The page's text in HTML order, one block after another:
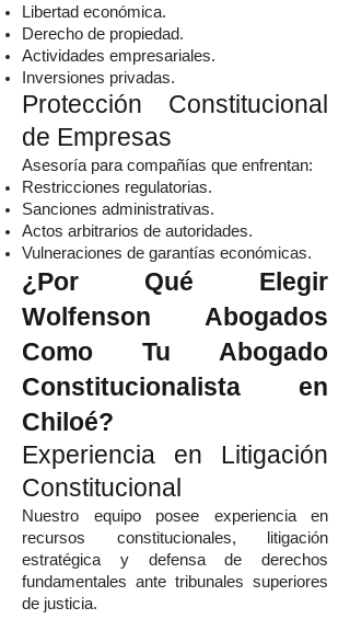
Libertad económica.
Derecho de propiedad.
Actividades empresariales.
Inversiones privadas.
Protección Constitucional
de Empresas
Asesoría para compañías que enfrentan:
Restricciones regulatorias.
Sanciones administrativas.
Actos arbitrarios de autoridades.
Vulneraciones de garantías económicas.
¿Por Qué Elegir
Wolfenson Abogados
Como Tu Abogado
Constitucionalista en
Chiloé?
Experiencia en Litigación
Constitucional
Nuestro equipo posee experiencia en
recursos constitucionales, litigación
estratégica y defensa de derechos
fundamentales ante tribunales superiores
de justicia.